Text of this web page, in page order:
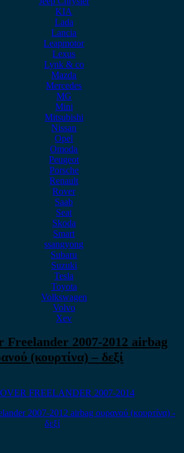
KIA
Lada
Lancia
Leapmotor
Lexus
Lynk & co
Mazda
Mercedes
MG
Mini
Mitsubishi
Nissan
Opel
Omoda
Peugeot
Porsche
Renault
Rover
Saab
Seat
Skoda
Smart
ssangyong
Subaru
Suzuki
Tesla
Toyota
Volkswagen
Volvo
Xev
Freelander 2007-2012 airbag
(κουρτίνα) – δεξί
FREELANDER 2007-2014